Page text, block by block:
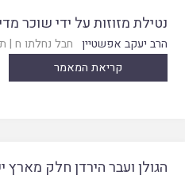
נטילת מזוזות על ידי שוכר
הרב יעקב אפשטיין חבל נחלתו ח |
קריאת המאמר
הגולן ועבר הירדן חלק מארץ